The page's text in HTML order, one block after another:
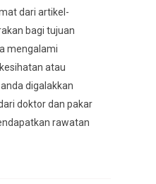
dari artikel-
bagi tujuan
mengalami
atau
digalakkan
doktor dan pakar
rawatan